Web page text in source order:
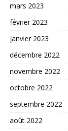
mars 2023
février 2023
janvier 2023
décembre 2022
novembre 2022
octobre 2022
septembre 2022
août 2022